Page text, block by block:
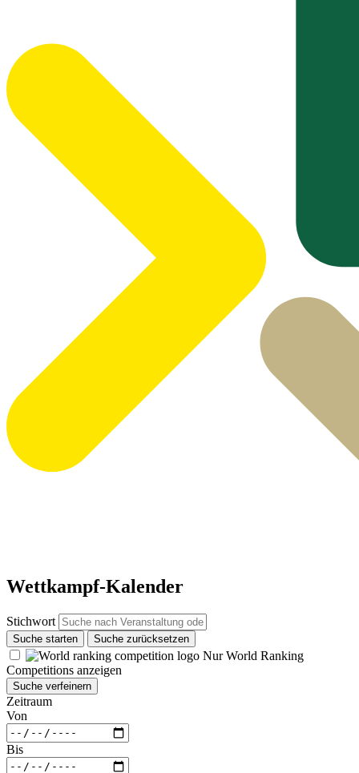
Wettkampf-Kalender
Stichwort
Suche starten Suche zurücksetzen
Nur World Ranking
Competitions anzeigen
Suche verfeinern
Zeitraum
Von
Bis